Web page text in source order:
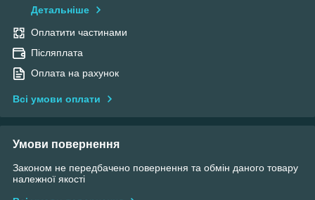
Детальніше
Оплатити частинами
Післяплата
Оплата на рахунок
Всі умови оплати
Умови повернення
Законом не передбачено повернення та обмін даного товару
належної якості